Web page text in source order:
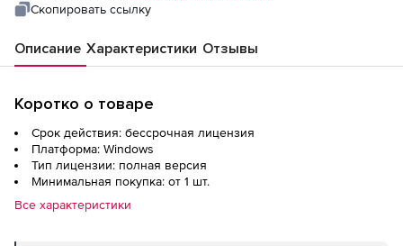
Скопировать ссылку
Описание Характеристики Отзывы
Коротко о товаре
Срок действия: бессрочная лицензия
Платформа: Windows
Тип лицензии: полная версия
Минимальная покупка: от 1 шт.
Все характеристики